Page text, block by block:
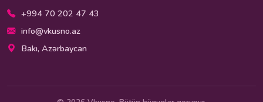
+994 70 202 47 43
info@vkusno.az
Bakı, Azərbaycan